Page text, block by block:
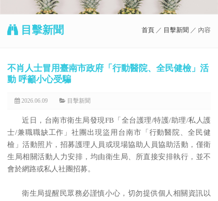
目擊新聞 首頁 ／ 目擊新聞 ／ 內容
不肖人士冒用臺南市政府「行動醫院、全民健檢」活
動 呼籲小心受騙
2026.06.09 目擊新聞
近日，台南市衛生局發現FB「全台護理/特護/助理/私人護
士/兼職職缺工作」社團出現盜用台南市「行動醫院、全民健
檢」活動照片，招募護理人員或現場協助人員協助活動，僅衛
生局相關活動人力安排，均由衛生局、所直接安排執行，並不
會於網路或私人社團招募。
衛生局提醒民眾務必謹慎小心，切勿提供個人相關資訊以